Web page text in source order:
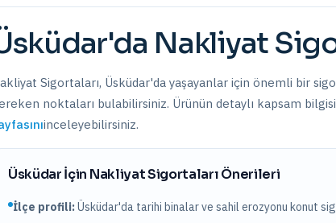
'da Nakliyat
Sigortaları, Üsküdar'da yaşayanlar için önemli bir
noktaları bulabilirsiniz. Ürünün detaylı kapsam
inceleyebilirsiniz.
Üsküdarİçin Nakliyat SigortalarıÖnerileri
İlçe profili:Üsküdar'da tarihi binalar ve sahil erozyonu konut